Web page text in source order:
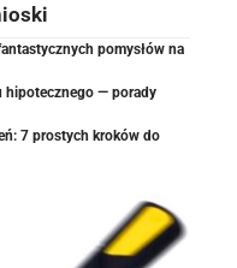
pomysłów na
hipotecznego — porady
7 prostych kroków do